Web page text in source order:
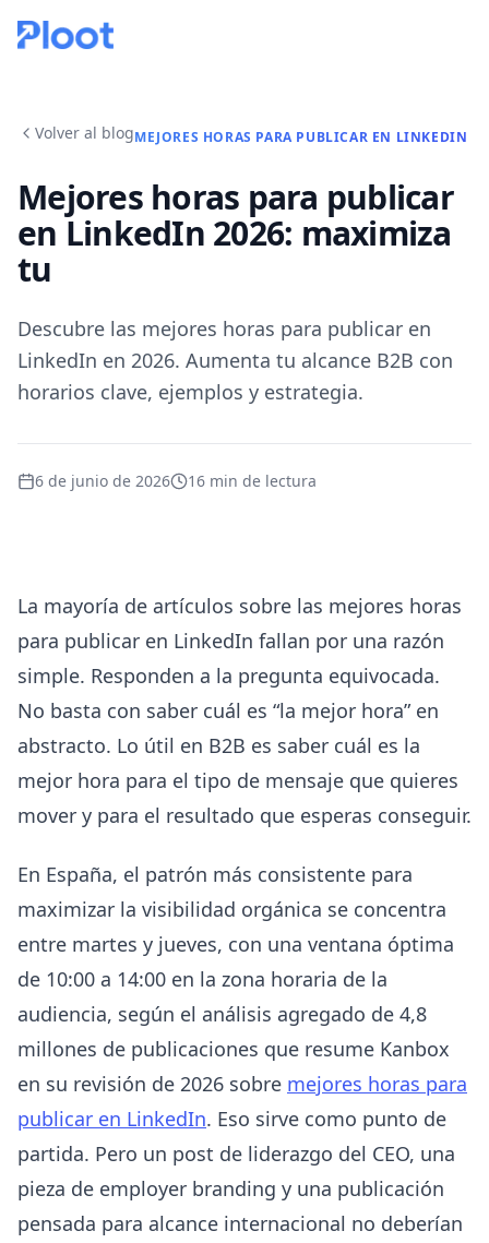
Volver al blogMEJORES HORAS PARA PUBLICAR EN LINKEDIN
Mejores horas para publicar
en LinkedIn 2026: maximiza
tu
Descubre las mejores horas para publicar en
LinkedIn en 2026. Aumenta tu alcance B2B con
horarios clave, ejemplos y estrategia.
6 de junio de 2026 16 min de lectura
La mayoría de artículos sobre las mejores horas
para publicar en LinkedIn fallan por una razón
simple. Responden a la pregunta equivocada.
No basta con saber cuál es “la mejor hora” en
abstracto. Lo útil en B2B es saber cuál es la
mejor hora para el tipo de mensaje que quieres
mover y para el resultado que esperas conseguir.
En España, el patrón más consistente para
maximizar la visibilidad orgánica se concentra
entre martes y jueves, con una ventana óptima
de 10:00 a 14:00 en la zona horaria de la
audiencia, según el análisis agregado de 4,8
millones de publicaciones que resume Kanbox
en su revisión de 2026 sobre mejores horas para
publicar en LinkedIn. Eso sirve como punto de
partida. Pero un post de liderazgo del CEO, una
pieza de employer branding y una publicación
pensada para alcance internacional no deberían